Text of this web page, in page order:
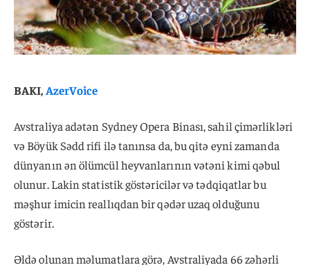
BAKI,AzerVoice
Avstraliya adətən Sydney Opera Binası, sahil çimərlikləri
və Böyük Sədd rifi ilə tanınsa da, bu qitə eyni zamanda
dünyanın ən ölümcül heyvanlarının vətəni kimi qəbul
olunur. Lakin statistik göstəricilər və tədqiqatlar bu
məşhur imicin reallıqdan bir qədər uzaq olduğunu
göstərir.
Əldə olunan məlumatlara görə, Avstraliyada 66 zəhərli